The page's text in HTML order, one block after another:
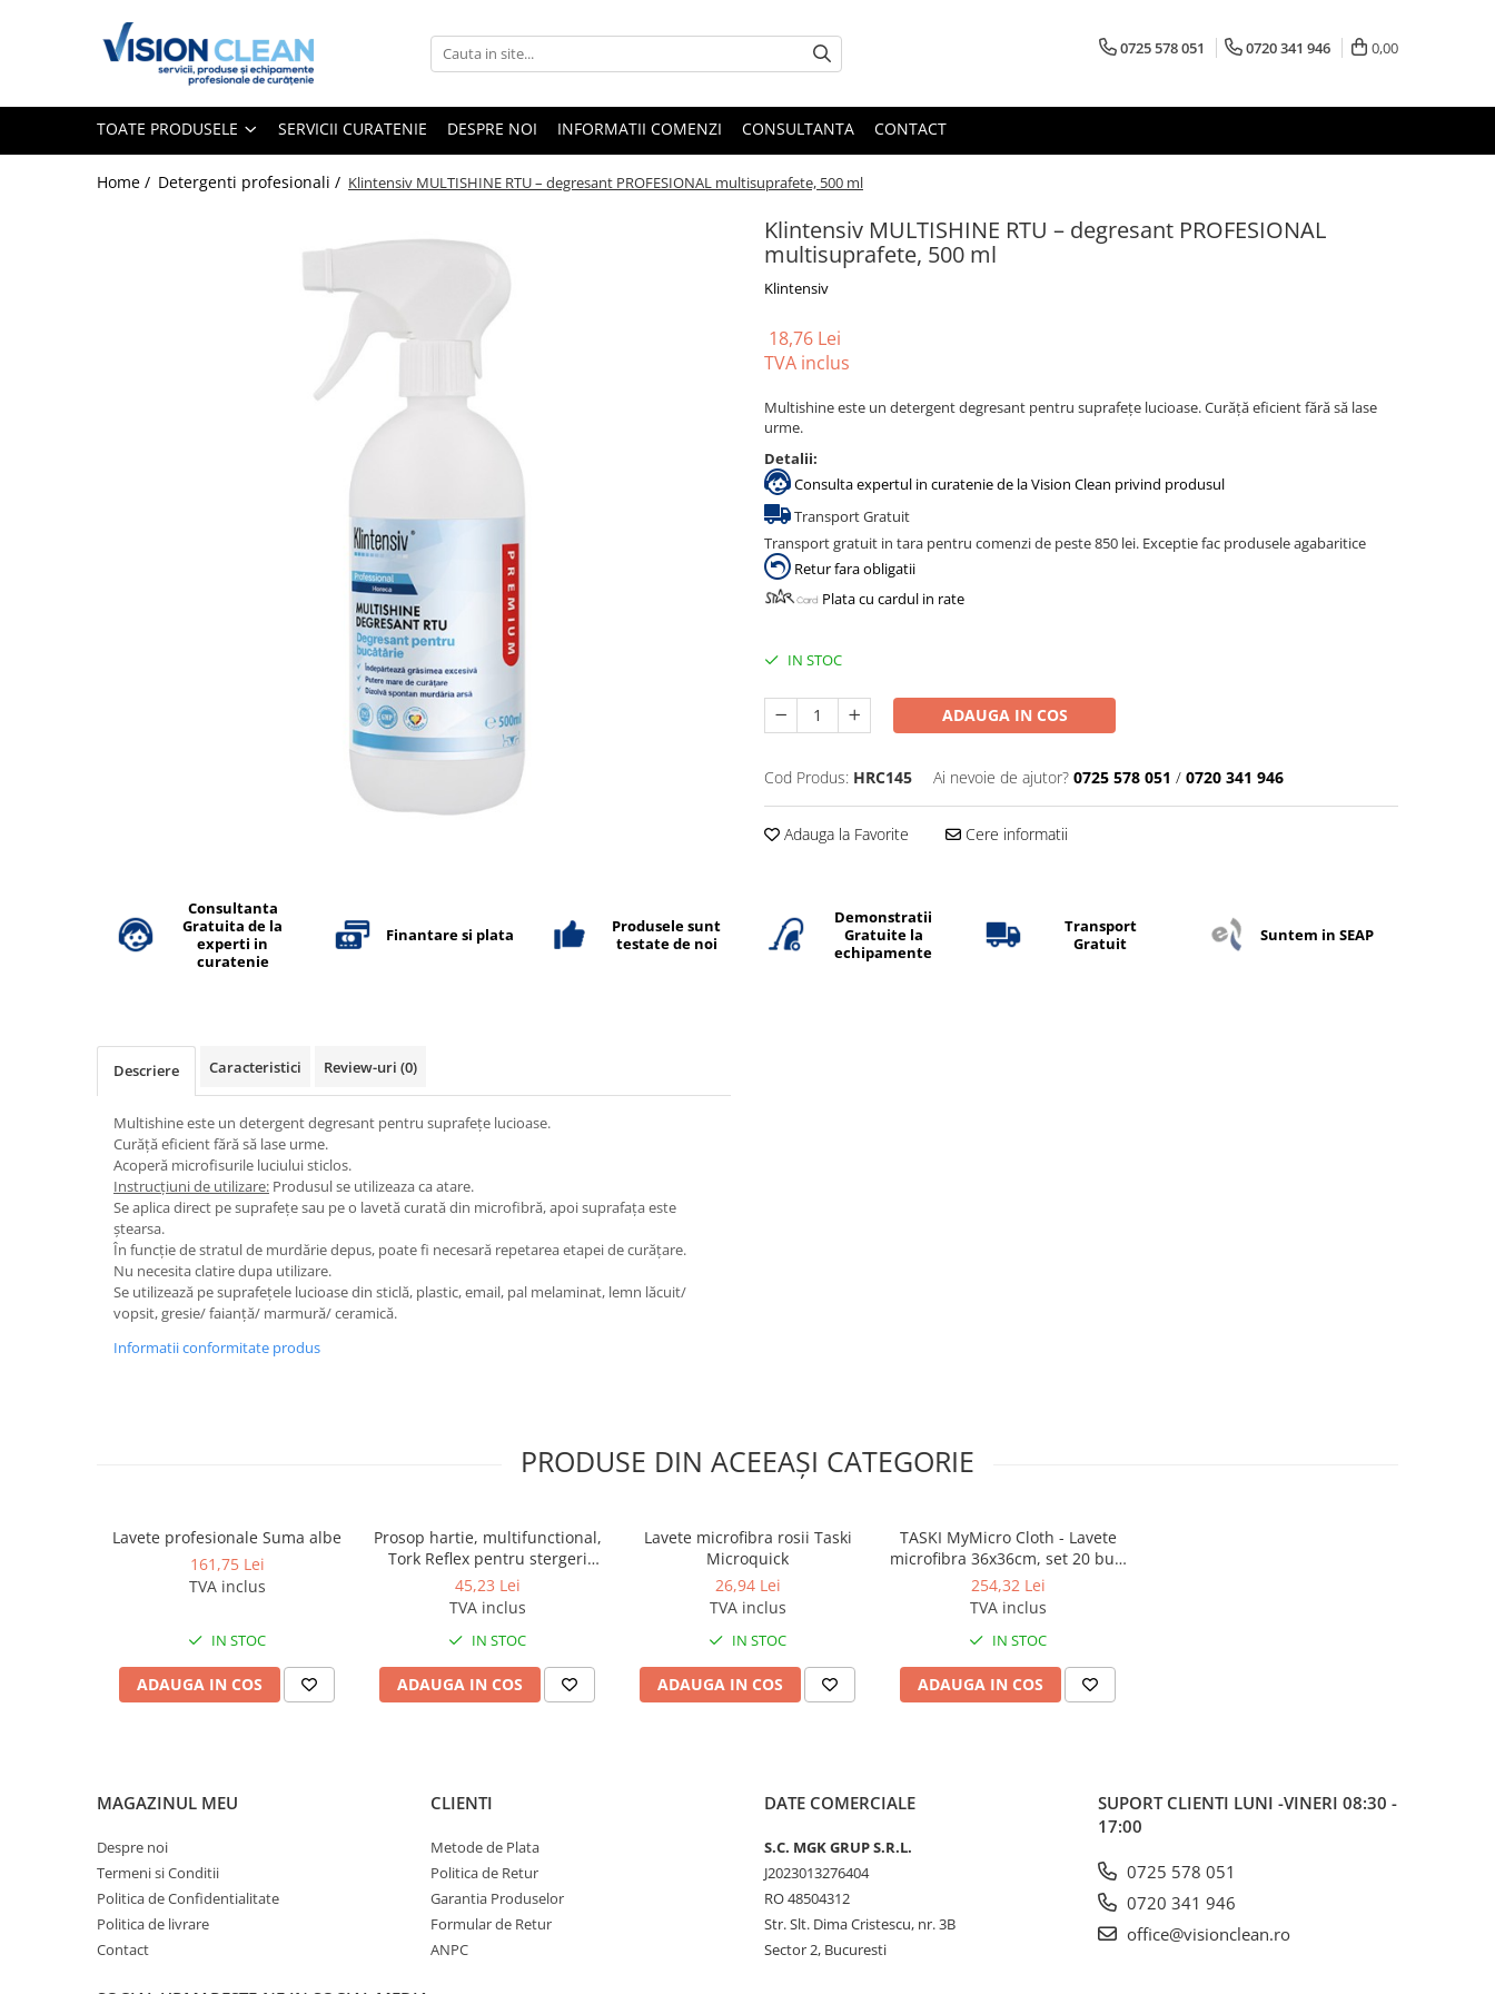
Aspiratoare si masini curatenie
Dezinfectanti medicali profesionali
Dispensere acoperitoare colac wc
Dispensere odorizante
Dispensere prosoape pliate (Z)
Dispensere pungi igiena feminina
Dispensere rola hartie industriala
Dispensere rola prosop hartie
Dispensere servetele masa,
Crema de corp
Sapun spuma
Consumabile hartie
Hartie igienica
Pungi igienice
Role hartie industriala
0725 578 051 0720 341 946 0,00
TOATE PRODUSELE SERVICII CURATENIE DESPRE NOI INFORMATII COMENZI CONSULTANTA CONTACT
Home / Detergenti profesionali / Klintensiv MULTISHINE RTU – degresant PROFESIONAL multisuprafete, 500 ml
Klintensiv MULTISHINE RTU – degresant PROFESIONAL
multisuprafete, 500 ml
Klintensiv
18,76 Lei
TVA inclus
Multishine este un detergent degresant pentru suprafețe lucioase. Curăță eficient fără să lase
urme.
Detalii:
Consulta expertul in curatenie de la Vision Clean privind produsul
Transport Gratuit
Transport gratuit in tara pentru comenzi de peste 850 lei. Exceptie fac produsele agabaritice
Retur fara obligatii
Plata cu cardul in rate
IN STOC
ADAUGA IN COS
Cod Produs: HRC145 Ai nevoie de ajutor? 0725 578 051 / 0720 341 946
Adauga la Favorite Cere informatii
Consultanta
Gratuita de la
experti in
curatenie
Finantare si plata
Produsele sunt
testate de noi
Demonstratii
Gratuite la
echipamente
Transport
Gratuit
Suntem in SEAP
Descriere Caracteristici Review-uri (0)
Multishine este un detergent degresant pentru suprafețe lucioase.
Curăță eficient fără să lase urme.
Acoperă microfisurile luciului sticlos.
Instrucțiuni de utilizare: Produsul se utilizeaza ca atare.
Se aplica direct pe suprafețe sau pe o lavetă curată din microfibră, apoi suprafața este
ștearsa.
În funcție de stratul de murdărie depus, poate fi necesară repetarea etapei de curățare.
Nu necesita clatire dupa utilizare.
Se utilizează pe suprafețele lucioase din sticlă, plastic, email, pal melaminat, lemn lăcuit/
vopsit, gresie/ faianță/ marmură/ ceramică.
Informatii conformitate produs
PRODUSE DIN ACEEAȘI CATEGORIE
Lavete profesionale Suma albe
161,75 Lei
TVA inclus
IN STOC
ADAUGA IN COS
Prosop hartie, multifunctional,
Tork Reflex pentru stergeri
generale, 1 strat
45,23 Lei
TVA inclus
IN STOC
ADAUGA IN COS
Lavete microfibra rosii Taski
Microquick
26,94 Lei
TVA inclus
IN STOC
ADAUGA IN COS
TASKI MyMicro Cloth - Lavete
microfibra 36x36cm, set 20 buc,
albastre
254,32 Lei
TVA inclus
IN STOC
ADAUGA IN COS
MAGAZINUL MEU
Despre noi
Termeni si Conditii
Politica de Confidentialitate
Politica de livrare
Contact
CLIENTI
Metode de Plata
Politica de Retur
Garantia Produselor
Formular de Retur
ANPC
DATE COMERCIALE
S.C. MGK GRUP S.R.L.
J2023013276404
RO 48504312
Str. Slt. Dima Cristescu, nr. 3B
Sector 2, Bucuresti
SUPORT CLIENTI LUNI -VINERI 08:30 -
17:00
0725 578 051
0720 341 946
office@visionclean.ro